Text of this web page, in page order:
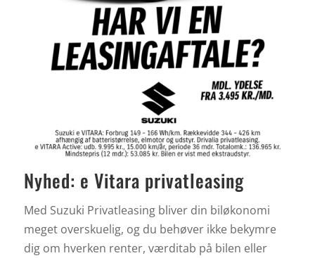
Nyhed: e Vitara privatleasing
Med Suzuki Privatleasing bliver din biløkonomi
meget overskuelig, og du behøver ikke bekymre
dig om hverken renter, værditab på bilen eller